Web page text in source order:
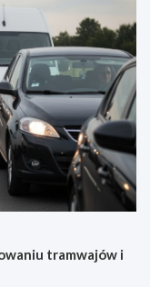
tramwajów i